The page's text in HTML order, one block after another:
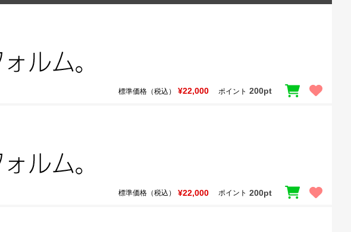
標準価格（税込） ¥22,000 ポイント 200pt
標準価格（税込） ¥22,000 ポイント 200pt